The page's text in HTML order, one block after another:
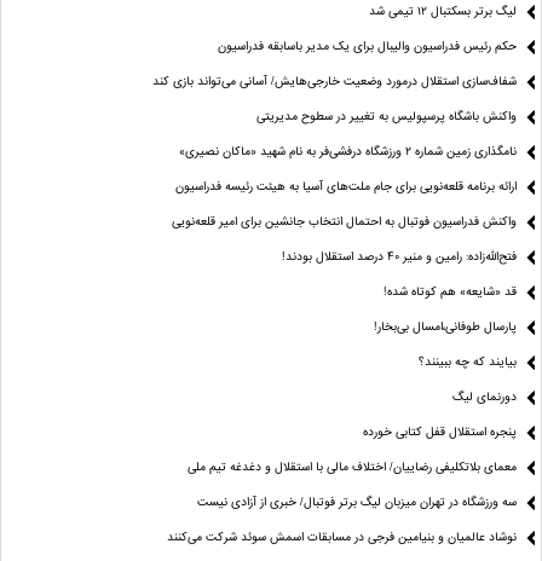
لیگ برتر بسکتبال ۱۲ تیمی شد
حکم رئیس فدراسیون والیبال برای یک مدیر باسابقه فدراسیون
شفاف‌سازی استقلال درمورد وضعیت خارجی‌هایش/ آسانی می‌تواند بازی کند
واکنش باشگاه پرسپولیس به تغییر در سطوح مدیریتی
نامگذاری زمین شماره ۲ ورزشگاه درفشی‌فر به نام شهید «ماکان نصیری»
ارائه برنامه‌ قلعه‌نویی برای جام ملت‌های آسیا به هیئت رئیسه فدراسیون
واکنش فدراسیون فوتبال به احتمال انتخاب جانشین برای امیر قلعه‌نویی
فتح‌الله‌زاده: رامین و منیر 40 درصد استقلال بودند!
قد «شایعه» هم کوتاه شده!
پارسال طوفانی،امسال بی‌بخار!
بیایند که چه ببینند؟
دورنمای لیگ
پنجره‌ استقلال قفل کتابی خورده
معمای بلاتکلیفی رضاییان/ اختلاف مالی با استقلال و دغدغه تیم ملی
سه ورزشگاه در تهران میزبان لیگ برتر فوتبال/ خبری از آزادی نیست
نوشاد عالمیان و بنیامین فرجی در مسابقات اسمش سوئد شرکت می‌کنند